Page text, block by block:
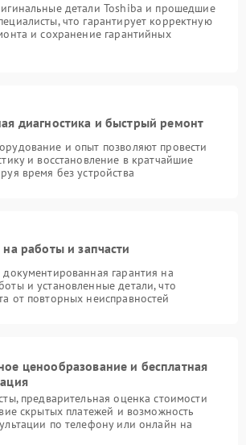
детали Toshiba и прошедшие
что гарантирует корректную
и сохранение гарантийных
диагностика и быстрый ремонт
и опыт позволяют провести
и восстановление в кратчайшие
время без устройства
на работы и запчасти
документированная гарантия на
и установленные детали, что
от повторных неисправностей
ценообразование и бесплатная
предварительная оценка стоимости
скрытых платежей и возможность
по телефону или онлайн на